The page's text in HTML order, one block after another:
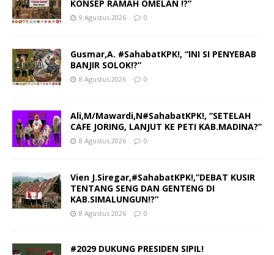
KONSEP RAMAH OMELAN !?”
9 Agustus 2026 0
Gusmar,A. #SahabatKPK!, “INI SI PENYEBAB
BANJIR SOLOK!?”
8 Agustus 2026 0
Ali,M/Mawardi,N#SahabatKPK!, “SETELAH
CAFE JORING, LANJUT KE PETI KAB.MADINA?”
8 Agustus 2026 0
Vien J.Siregar,#SahabatKPK!,”DEBAT KUSIR
TENTANG SENG DAN GENTENG DI
KAB.SIMALUNGUN!?”
8 Agustus 2026 0
#2029 DUKUNG PRESIDEN SIPIL!